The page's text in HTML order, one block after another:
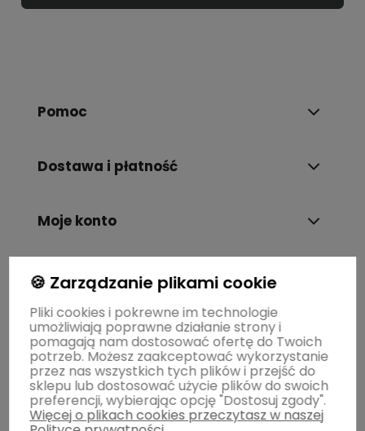
Pomoc
Dostawa i płatność
Moje konto
Gwarancja i zwroty
O firmie
🍪 Zarządzanie plikami cookie
Pliki cookies i pokrewne im technologie
umożliwiają poprawne działanie strony i
pomagają nam dostosować ofertę do Twoich
potrzeb. Możesz zaakceptować wykorzystanie
przez nas wszystkich tych plików i przejść do
sklepu lub dostosować użycie plików do swoich
preferencji, wybierając opcję "Dostosuj zgody".
Więcej o plikach cookies przeczytasz w naszej